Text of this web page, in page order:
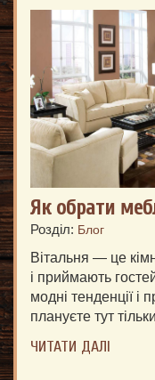
Як обрати
Розділ: Блог
Вітальня — це
і приймають
модні тенденції
плануєте тут
ЧИТАТИ ДАЛІ